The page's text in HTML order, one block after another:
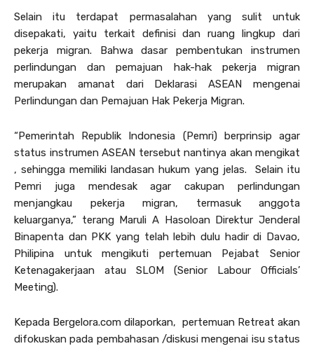
Selain itu terdapat permasalahan yang sulit untuk
disepakati, yaitu terkait definisi dan ruang lingkup dari
pekerja migran. Bahwa dasar pembentukan instrumen
perlindungan dan pemajuan hak-hak pekerja migran
merupakan amanat dari Deklarasi ASEAN mengenai
Perlindungan dan Pemajuan Hak Pekerja Migran.
“Pemerintah Republik Indonesia (Pemri) berprinsip agar
status instrumen ASEAN tersebut nantinya akan mengikat
, sehingga memiliki landasan hukum yang jelas. Selain itu
Pemri juga mendesak agar cakupan perlindungan
menjangkau pekerja migran, termasuk anggota
keluarganya,” terang Maruli A Hasoloan Direktur Jenderal
Binapenta dan PKK yang telah lebih dulu hadir di Davao,
Philipina untuk mengikuti pertemuan Pejabat Senior
Ketenagakerjaan atau SLOM (Senior Labour Officials’
Meeting).
Kepada Bergelora.com dilaporkan, pertemuan Retreat akan
difokuskan pada pembahasan /diskusi mengenai isu status